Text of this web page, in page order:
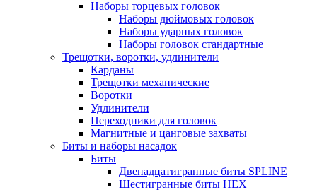
Наборы торцевых головок
Наборы дюймовых головок
Наборы ударных головок
Наборы головок стандартные
Трещотки, воротки, удлинители
Карданы
Трещотки механические
Воротки
Удлинители
Переходники для головок
Магнитные и цанговые захваты
Биты и наборы насадок
Биты
Двенадцатигранные биты SPLINE
Шестигранные биты HEX